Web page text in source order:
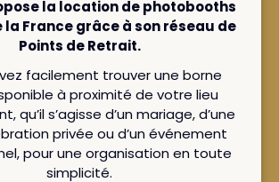
la location de photobooths
France grâce à son réseau de
Points de Retrait.
facilement trouver une borne
à proximité de votre lieu
qu’il s’agisse d’un mariage, d’une
privée ou d’un événement
pour une organisation en toute
simplicité.